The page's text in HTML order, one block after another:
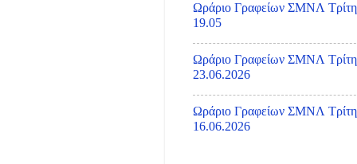
Ωράριο Γραφείων ΣΜΝΛ Τρίτη
19.05
Ωράριο Γραφείων ΣΜΝΛ Τρίτη
23.06.2026
Ωράριο Γραφείων ΣΜΝΛ Τρίτη
16.06.2026